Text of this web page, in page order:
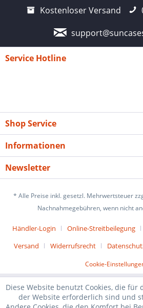
Kostenloser Versand
Service Hotline
Shop Service
Informationen
Newsletter
* Alle Preise inkl. gesetzl. Mehrwertsteuer
Nachnahmegebühren, wenn nicht
Händler-Login Online-Streitbeilegung
Versand
Widerrufsrecht
Cookie-
Diese Website benutzt Cookies, die für
der Website erforderlich sind und